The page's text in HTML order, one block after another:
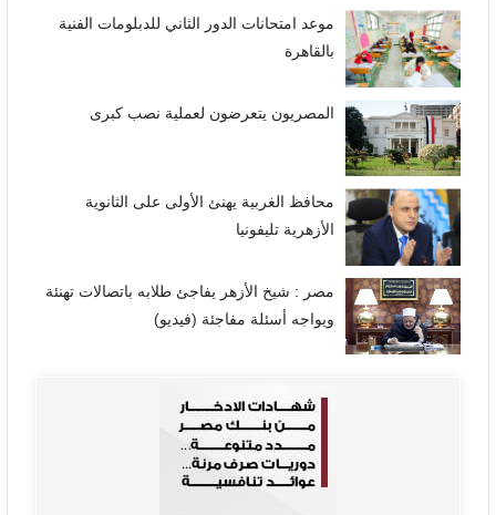
موعد امتحانات الدور الثاني للدبلومات الفنية
بالقاهرة
المصريون يتعرضون لعملية نصب كبرى
محافظ الغربية يهنئ الأولى على الثانوية
الأزهرية تليفونيا
مصر : شيخ الأزهر يفاجئ طلابه باتصالات تهنئة
ويواجه أسئلة مفاجئة (فيديو)